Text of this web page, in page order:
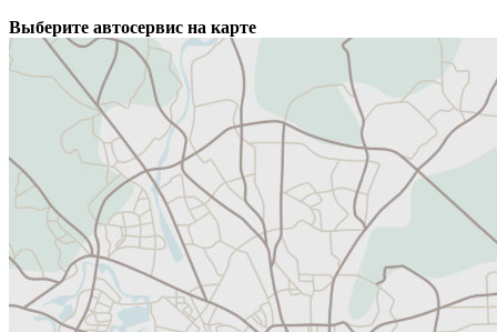
Выберите автосервис на карте